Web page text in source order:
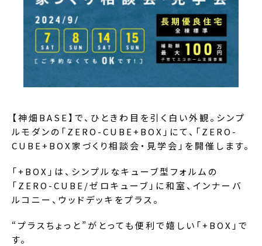
【神畑BASE】で、ひときわ目を引く白い外観。シンプ
ルモダンの「ZERO-CUBE+BOX」にて、「ZERO-
CUBE+BOX家づくり相談会・見学会」を開催します。
「+BOX」は、シンプルなキューブ型フォルムの
「ZERO-CUBE/ゼロキューブ」に和室、インナーバ
ルコニー、ウッドデッキをプラス。
“プラスちょっと”がとっても便利で嬉しい「+BOX」で
す。